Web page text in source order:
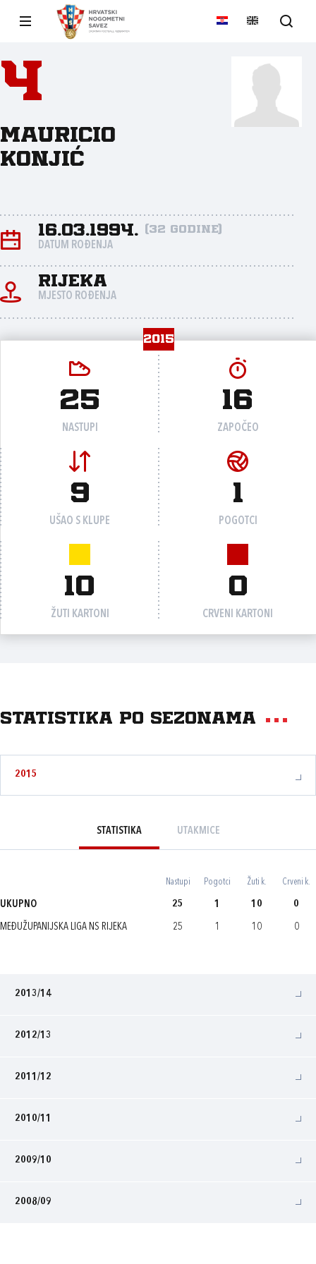
4
Mauricio
Konjić
16.03.1994. (32 godine)
DATUM ROĐENJA
Rijeka
MJESTO ROĐENJA
2015
25
NASTUPI
16
ZAPOČEO
9
UŠAO S KLUPE
1
POGOTCI
10
ŽUTI KARTONI
0
CRVENI KARTONI
Statistika po sezonama
2015
STATISTIKA UTAKMICE
Nastupi Pogotci Žuti k. Crveni k.
UKUPNO 25 1 10 0
MEĐUŽUPANIJSKA LIGA NS RIJEKA 25 1 10 0
2013/14
2012/13
2011/12
2010/11
2009/10
2008/09